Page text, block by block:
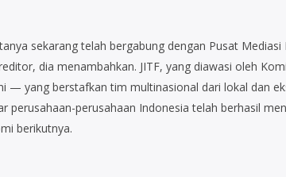
sekarang telah bergabung dengan Pusat
dia menambahkan. JITF, yang diawasi oleh
— yang berstafkan tim multinasional dari lokal dan
perusahaan-perusahaan Indonesia telah berhasil
berikutnya.